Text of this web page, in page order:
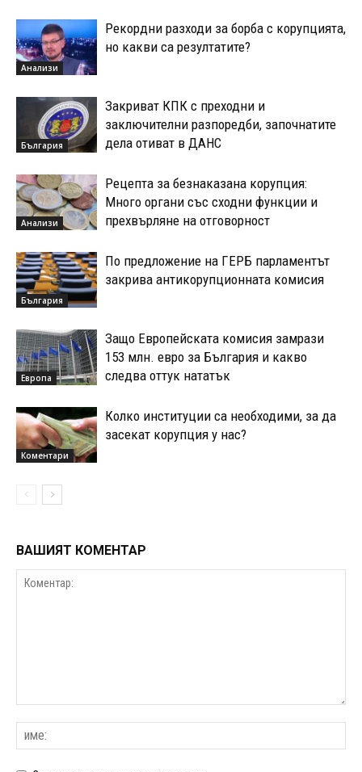
Анализи
Рекордни разходи за борба с корупцията,
но какви са резултатите?
България
Закриват КПК с преходни и
заключителни разпоредби, започнатите
дела отиват в ДАНС
Анализи
Рецепта за безнаказана корупция:
Много органи със сходни функции и
прехвърляне на отговорност
България
По предложение на ГЕРБ парламентът
закрива антикорупционната комисия
Европа
Защо Европейската комисия замрази
153 млн. евро за България и какво
следва оттук нататък
Коментари
Колко институции са необходими, за да
засекат корупция у нас?
ВАШИЯТ КОМЕНТАР